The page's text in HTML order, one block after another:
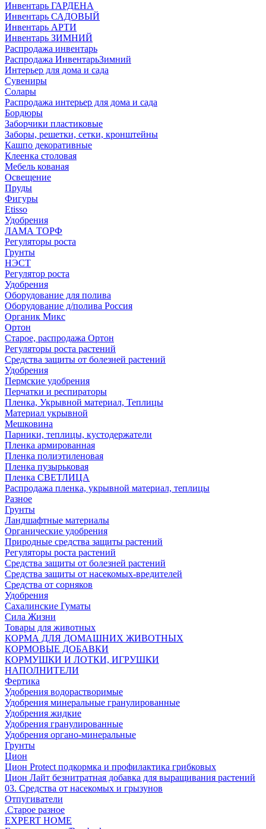
Инвентарь ГАРДЕНА
Инвентарь САДОВЫЙ
Инвентарь АРТИ
Инвентарь ЗИМНИЙ
Распродажа инвентарь
Распродажа ИнвентарьЗимний
Интерьер для дома и сада
Сувениры
Солары
Распродажа интерьер для дома и сада
Бордюры
Заборчики пластиковые
Заборы, решетки, сетки, кронштейны
Кашпо декоративные
Клеенка столовая
Мебель кованая
Освещение
Пруды
Фигуры
Etisso
Удобрения
ЛАМА ТОРФ
Регуляторы роста
Грунты
НЭСТ
Регулятор роста
Удобрения
Оборудование для полива
Оборудование д/полива Россия
Органик Микс
Ортон
Старое, распродажа Ортон
Регуляторы роста растений
Средства защиты от болезней растений
Удобрения
Пермские удобрения
Перчатки и респираторы
Пленка, Укрывной материал, Теплицы
Материал укрывной
Мешковина
Парники, теплицы, кустодержатели
Пленка армированная
Пленка полиэтиленовая
Пленка пузырьковая
Пленка СВЕТЛИЦА
Распродажа пленка, укрывной материал, теплицы
Разное
Грунты
Ландшафтные материалы
Органические удобрения
Природные средства защиты растений
Регуляторы роста растений
Средства защиты от болезней растений
Средства защиты от насекомых-вредителей
Средства от сорняков
Удобрения
Сахалинские Гуматы
Сила Жизни
Товары для животных
КОРМА ДЛЯ ДОМАШНИХ ЖИВОТНЫХ
КОРМОВЫЕ ДОБАВКИ
КОРМУШКИ И ЛОТКИ, ИГРУШКИ
НАПОЛНИТЕЛИ
Фертика
Удобрения водорастворимые
Удобрения минеральные гранулированные
Удобрения жидкие
Удобрения гранулированные
Удобрения органо-минеральные
Грунты
Цион
Цион Protect подкормка и профилактика грибковых
Цион Лайт безнитратная добавка для выращивания растений
03. Средства от насекомых и грызунов
Отпугиватели
.Старое разное
EXPERT HOME